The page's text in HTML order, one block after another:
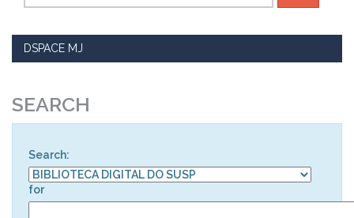
DSPACE MJ
SEARCH
Search:
for